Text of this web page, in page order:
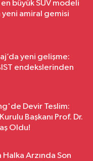
büyük SUV modeli
yeni amiral gemisi
yeni gelişme:
endekslerinden
Devir Teslim:
Başkanı Prof. Dr.
Oldu!
Arzında Son